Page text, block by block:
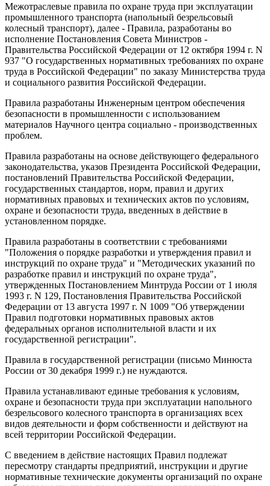
Межотраслевые правила по охране труда при эксплуатации
промышленного транспорта (напольный безрельсовый
колесный транспорт), далее - Правила, разработаны во
исполнение Постановления Совета Министров -
Правительства Российской Федерации от 12 октября 1994 г. N
937 "О государственных нормативных требованиях по охране
труда в Российской Федерации" по заказу Министерства труда
и социального развития Российской Федерации.
Правила разработаны Инженерным центром обеспечения
безопасности в промышленности с использованием
материалов Научного центра социально - производственных
проблем.
Правила разработаны на основе действующего федерального
законодательства, указов Президента Российской Федерации,
постановлений Правительства Российской Федерации,
государственных стандартов, норм, правил и других
нормативных правовых и технических актов по условиям,
охране и безопасности труда, введенных в действие в
установленном порядке.
Правила разработаны в соответствии с требованиями
"Положения о порядке разработки и утверждения правил и
инструкций по охране труда" и "Методических указаний по
разработке правил и инструкций по охране труда",
утвержденных Постановлением Минтруда России от 1 июля
1993 г. N 129, Постановления Правительства Российской
Федерации от 13 августа 1997 г. N 1009 "Об утверждении
Правил подготовки нормативных правовых актов
федеральных органов исполнительной власти и их
государственной регистрации".
Правила в государственной регистрации (письмо Минюста
России от 30 декабря 1999 г.) не нуждаются.
Правила устанавливают единые требования к условиям,
охране и безопасности труда при эксплуатации напольного
безрельсового колесного транспорта в организациях всех
видов деятельности и форм собственности и действуют на
всей территории Российской Федерации.
С введением в действие настоящих Правил подлежат
пересмотру стандарты предприятий, инструкции и другие
нормативные технические документы организаций по охране